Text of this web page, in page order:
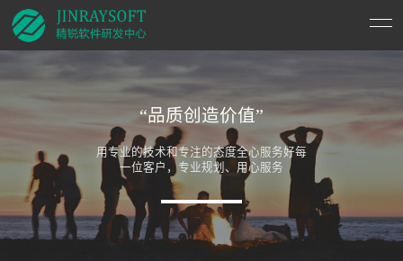
“品质创造价值”
用专业的技术和专注的态度全心服务好每
一位客户，专业规划、用心服务